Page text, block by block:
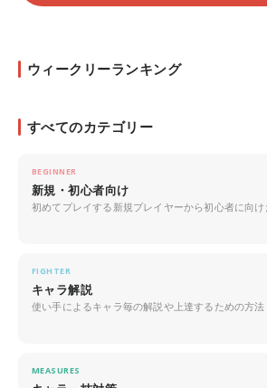
ウィークリーランキング
すべてのカテゴリー
BEGINNER
新規・初心者向け
初めてプレイする新規プレイヤーから初心者に向
FIGHTER
キャラ解説
使い手によるキャラ毎の解説や上達するための方
MEASURES